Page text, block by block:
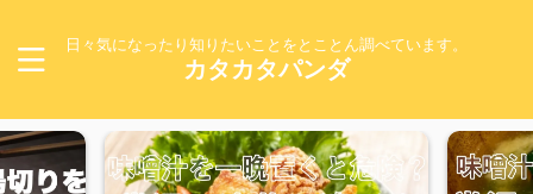
日々気になったり知りたいことをとことん調べています。
カタカタパンダ